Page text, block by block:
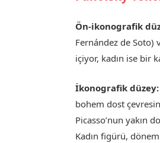
Ön-ikonografik
Fernández de Soto)
içiyor, kadın ise bir
İkonografik düzey:
bohem dost
Picasso’nun yakın
Kadın figürü,